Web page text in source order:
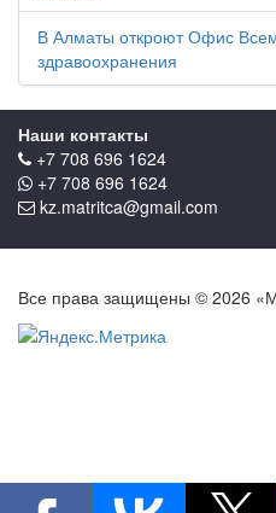
В Алматы откроют Офис
здравоохранения
Наши контакты
+7 708 696 1624
+7 708 696 1624
kz.matritca@gmail.com
Все права защищены © 2026